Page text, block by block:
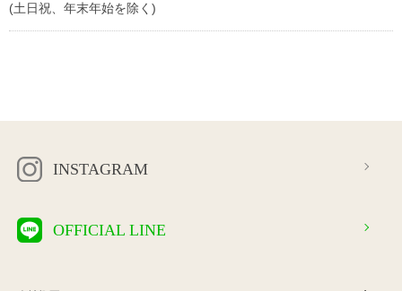
(土日祝、年末年始を除く)
INSTAGRAM
OFFICIAL LINE